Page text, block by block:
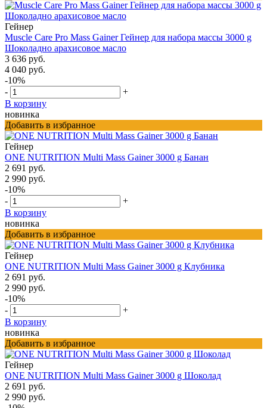
Гейнер
Muscle Care Pro Mass Gainer Гейнер для набора массы 3000 g
Шоколадно арахисовое масло
3 636 руб.
4 040 руб.
-10%
-
+
В корзину
новинка
Добавить в избранное
Гейнер
ONE NUTRITION Multi Mass Gainer 3000 g Банан
2 691 руб.
2 990 руб.
-10%
-
+
В корзину
новинка
Добавить в избранное
Гейнер
ONE NUTRITION Multi Mass Gainer 3000 g Клубника
2 691 руб.
2 990 руб.
-10%
-
+
В корзину
новинка
Добавить в избранное
Гейнер
ONE NUTRITION Multi Mass Gainer 3000 g Шоколад
2 691 руб.
2 990 руб.